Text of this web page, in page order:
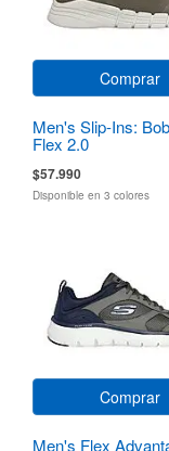
Comprar
Men's Slip-Ins:
Flex 2.0
$57.990
Disponible en 3 colores
Comprar
Men's Flex